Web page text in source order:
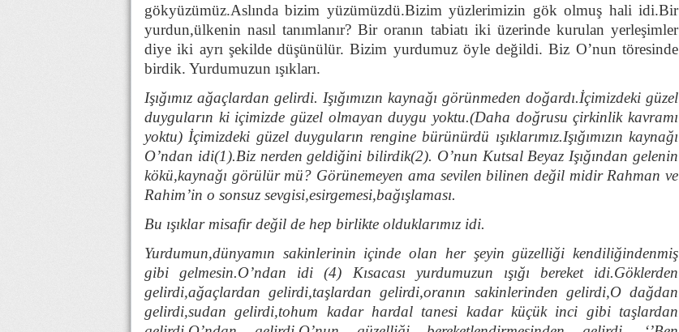
gökyüzümüz.Aslında bizim yüzümüzdü.Bizim yüzlerimizin gök olmuş hali idi.Bir
yurdun,ülkenin nasıl tanımlanır? Bir oranın tabiatı iki üzerinde kurulan yerleşimler
diye iki ayrı şekilde düşünülür. Bizim yurdumuz öyle değildi. Biz O’nun töresinde
birdik. Yurdumuzun ışıkları.
Işığımız ağaçlardan gelirdi. Işığımızın kaynağı görünmeden doğardı.İçimizdeki güzel
duyguların ki içimizde güzel olmayan duygu yoktu.(Daha doğrusu çirkinlik kavramı
yoktu) İçimizdeki güzel duyguların rengine bürünürdü ışıklarımız.Işığımızın kaynağı
O’ndan idi(1).Biz nerden geldiğini bilirdik(2). O’nun Kutsal Beyaz Işığından gelenin
kökü,kaynağı görülür mü? Görünemeyen ama sevilen bilinen değil midir Rahman ve
Rahim’in o sonsuz sevgisi,esirgemesi,bağışlaması.
Bu ışıklar misafir değil de hep birlikte olduklarımız idi.
Yurdumun,dünyamın sakinlerinin içinde olan her şeyin güzelliği kendiliğindenmiş
gibi gelmesin.O’ndan idi (4) Kısacası yurdumuzun ışığı bereket idi.Göklerden
gelirdi,ağaçlardan gelirdi,taşlardan gelirdi,oranın sakinlerinden gelirdi,O dağdan
gelirdi,sudan gelirdi,tohum kadar hardal tanesi kadar küçük inci gibi taşlardan